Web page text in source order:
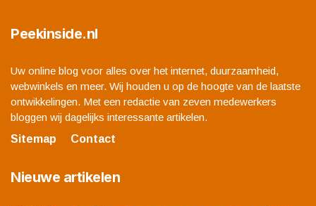
Peekinside.nl
Uw online blog voor alles over het internet, duurzaamheid,
webwinkels en meer. Wij houden u op de hoogte van de laatste
ontwikkelingen. Met een redactie van zeven medewerkers
bloggen wij dagelijks interessante artikelen.
Sitemap
Contact
Nieuwe artikelen